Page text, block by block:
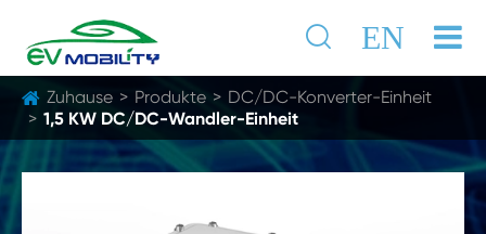
EN

Zuhause Produkte
DC/DC-Konverter-Einheit
1,5 KW DC/DC-Wandler-Einheit